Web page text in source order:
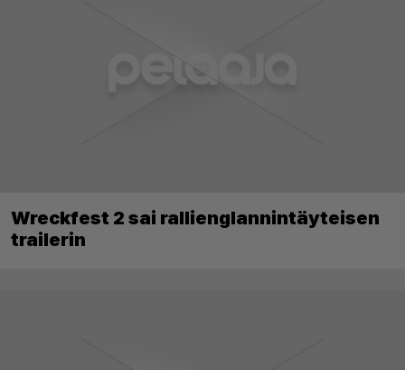
Wreckfest 2 sai rallienglannintäyteisen
trailerin